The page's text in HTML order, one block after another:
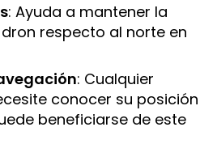
: Ayuda a mantener la
respecto al norte en
: Cualquier
conocer su posición
beneficiarse de este